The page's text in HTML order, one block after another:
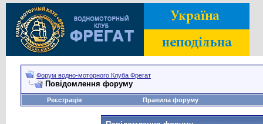
Форум водно-моторного Клуба Фрегат
Повідомлення форуму
Реєстрація Правила форуму